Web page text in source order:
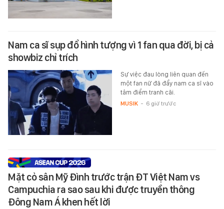
Nam ca sĩ sụp đổ hình tượng vì 1 fan qua đời, bị cả
showbiz chỉ trích
Sự việc đau lòng liên quan đến
một fan nữ đã đẩy nam ca sĩ vào
tâm điểm tranh cãi.
MUSIK - 6 giờ trước
Mặt cỏ sân Mỹ Đình trước trận ĐT Việt Nam vs
Campuchia ra sao sau khi được truyền thông
Đông Nam Á khen hết lời